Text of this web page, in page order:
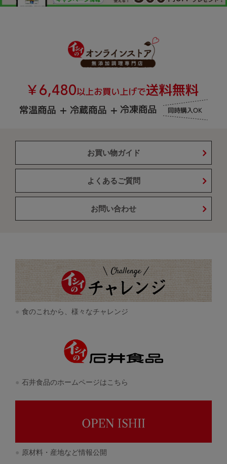
お買い物ガイド
よくあるご質問
お問い合わせ
食のこれから、様々なチャレンジ
石井食品のホームページはこちら
原材料・産地など情報公開